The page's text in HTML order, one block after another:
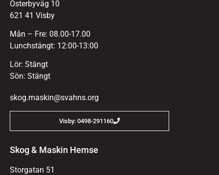
Österbyväg 10
621 41 Visby
Mån – Fre: 08.00-17.00
Lunchstängt: 12:00-13:00
Lör: Stängt
Sön: Stängt
skog.maskin@svahns.org
Visby: 0498-291160
Skog & Maskin Hemse
Storgatan 51